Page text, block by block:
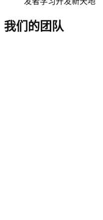
我们的团队